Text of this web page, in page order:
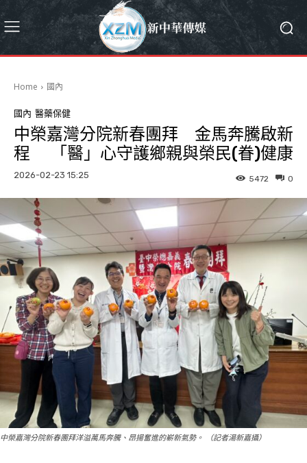
Home 國內
國內 醫藥保健
中榮嘉灣分院新春團拜 金馬奔騰啟新
程 「醫」心守護鄉親與榮民(眷)健康
2026-02-23 15:25 0
5472
中榮嘉灣分院新春團拜洋溢萬馬奔騰、昂揚奮進的嶄新氣勢。 （記者湯新嘉攝）